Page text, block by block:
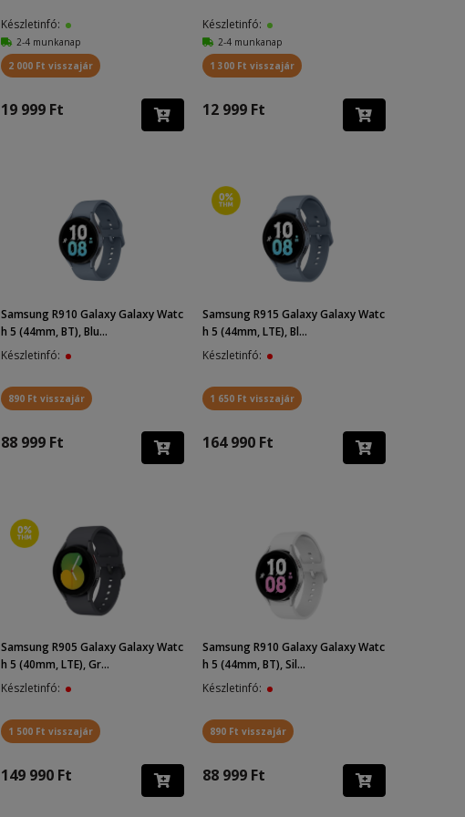
Készletinfó:
2-4 munkanap
2 000 Ft visszajár
19 999 Ft
Készletinfó:
2-4 munkanap
1 300 Ft visszajár
12 999 Ft
Samsung R910 Galaxy Galaxy Watc
h 5 (44mm, BT), Blu...
Készletinfó:
890 Ft visszajár
88 999 Ft
Samsung R915 Galaxy Galaxy Watc
h 5 (44mm, LTE), Bl...
Készletinfó:
1 650 Ft visszajár
164 990 Ft
Samsung R905 Galaxy Galaxy Watc
h 5 (40mm, LTE), Gr...
Készletinfó:
1 500 Ft visszajár
149 990 Ft
Samsung R910 Galaxy Galaxy Watc
h 5 (44mm, BT), Sil...
Készletinfó:
890 Ft visszajár
88 999 Ft